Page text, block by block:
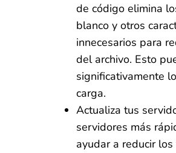
de código elimina
blanco y otros
innecesarios para
del archivo. Esto
significativamente
carga.
Actualiza tus
servidores más
ayudar a reducir